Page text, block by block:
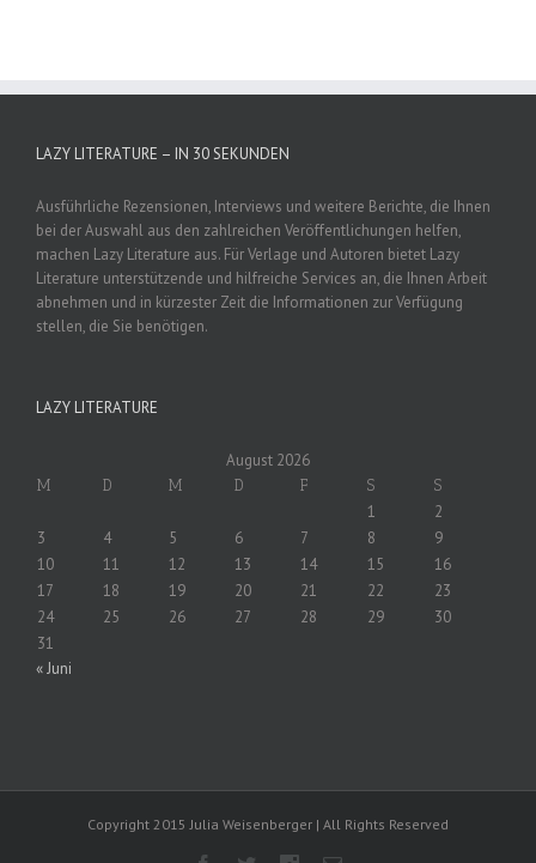
LAZY LITERATURE – IN 30 SEKUNDEN
Ausführliche Rezensionen, Interviews und weitere Berichte, die Ihnen
bei der Auswahl aus den zahlreichen Veröffentlichungen helfen,
machen Lazy Literature aus. Für Verlage und Autoren bietet Lazy
Literature unterstützende und hilfreiche Services an, die Ihnen Arbeit
abnehmen und in kürzester Zeit die Informationen zur Verfügung
stellen, die Sie benötigen.
LAZY LITERATURE
August 2026
M D M D F S S
1
2
3
4 5 6 7 8
9
10
11 12 13 14 15
16
17
18 19 20 21 22
23
24
25 26 27 28 29
30
31
« Juni
Copyright 2015 Julia Weisenberger | All Rights Reserved